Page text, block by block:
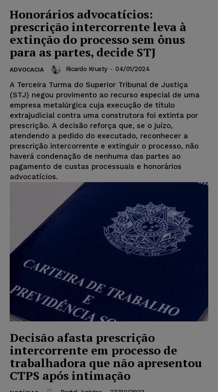
Honorários advocatícios:
prescrição intercorrente leva à
extinção do processo sem ônus
para as partes, decide STJ
ADVOCACIA Ricardo Krusty - 04/01/2024
A Terceira Turma do Superior Tribunal de Justiça
(STJ) negou provimento ao recurso especial de uma
empresa metalúrgica cuja execução de título
extrajudicial contra uma construtora foi extinta por
prescrição. A decisão reforça que, se o juízo,
atendendo a pedido do executado, reconhecer a
prescrição intercorrente e extinguir o processo, não
haverá condenação de nenhuma das partes ao
pagamento de custas processuais e honorários
advocatícios.
Decisão afasta prescrição
intercorrente em processo de
trabalhadora que não apresentou
CTPS após intimação